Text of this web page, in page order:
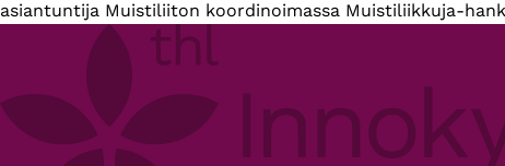
asiantuntija Muistiliiton koordinoimassa Muistiliikkuja-